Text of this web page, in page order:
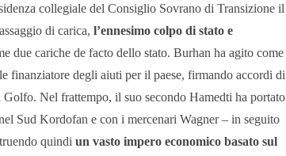
collegiale del Consiglio Sovrano di Transizione il
di carica, l’ennesimo colpo di stato e
due cariche de facto dello stato. Burhan ha agito come
finanziatore degli aiuti per il paese, firmando accordi di
Nel frattempo, il suo secondo Hamedti ha portato
Sud Kordofan e con i mercenari Wagner – in seguito
quindi un vasto impero economico basato sul